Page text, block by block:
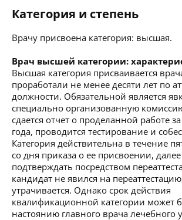
Категория и степень
Врачу присвоена категория: высшая.
Врач высшей категории:
Высшая категория присваивается
проработали не менее десяти лет по
должности. Обязательной является
специально организованную
сдается отчет о проделанной работе
года, проводится тестирование и
Категория действительна в течение
со дня приказа о ее присвоении,
подтверждать посредством
кандидат не явился на
утрачивается. Однако срок действия
квалификационной категории может
настоянию главного врача лечебного